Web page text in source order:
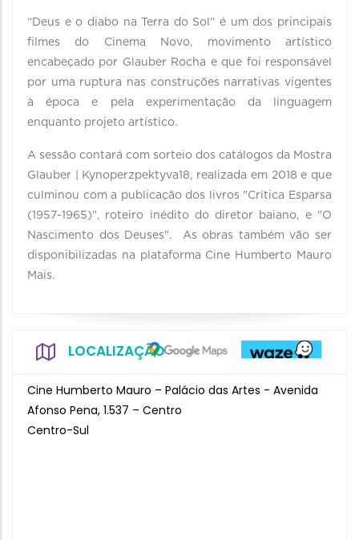
“Deus e o diabo na Terra do Sol” é um dos principais
filmes do Cinema Novo, movimento artístico
encabeçado por Glauber Rocha e que foi responsável
por uma ruptura nas construções narrativas vigentes
à época e pela experimentação da linguagem
enquanto projeto artístico.
A sessão contará com sorteio dos catálogos da Mostra
Glauber | Kynoperzpektyva18, realizada em 2018 e que
culminou com a publicação dos livros "Crítica Esparsa
(1957-1965)", roteiro inédito do diretor baiano, e "O
Nascimento dos Deuses". As obras também vão ser
disponibilizadas na plataforma Cine Humberto Mauro
Mais.
LOCALIZAÇÃO
Cine Humberto Mauro – Palácio das Artes - Avenida
Afonso Pena, 1.537 – Centro
Centro-Sul